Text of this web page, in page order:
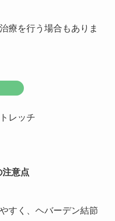
療を行う場合もありま
レッチ
意点
すく、ヘバーデン結節